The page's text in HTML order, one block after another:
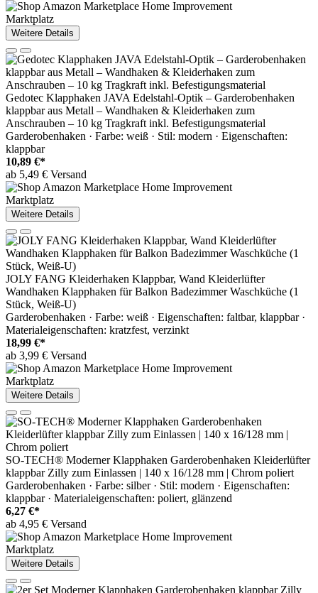
Marktplatz
Weitere Details
Gedotec Klapphaken JAVA Edelstahl-Optik – Garderobenhaken
klappbar aus Metall – Wandhaken & Kleiderhaken zum
Anschrauben – 10 kg Tragkraft inkl. Befestigungsmaterial
Garderobenhaken · Farbe: weiß · Stil: modern · Eigenschaften:
klappbar
10,89 €*
ab 5,49 € Versand
Marktplatz
Weitere Details
JOLY FANG Kleiderhaken Klappbar, Wand Kleiderlüfter
Wandhaken Klapphaken für Balkon Badezimmer Waschküche (1
Stück, Weiß-U)
Garderobenhaken · Farbe: weiß · Eigenschaften: faltbar, klappbar ·
Materialeigenschaften: kratzfest, verzinkt
18,99 €*
ab 3,99 € Versand
Marktplatz
Weitere Details
SO-TECH® Moderner Klapphaken Garderobenhaken Kleiderlüfter
klappbar Zilly zum Einlassen | 140 x 16/128 mm | Chrom poliert
Garderobenhaken · Farbe: silber · Stil: modern · Eigenschaften:
klappbar · Materialeigenschaften: poliert, glänzend
6,27 €*
ab 4,95 € Versand
Marktplatz
Weitere Details